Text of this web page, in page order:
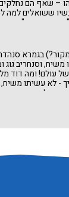
– שאף הם
ששואלים למה
החצי השני:
בגמרא
וסנחריב גוג
של עולם! ומה
- לא עשיתו
שירה לפניך -
שיר השירים
במקום ללמוד